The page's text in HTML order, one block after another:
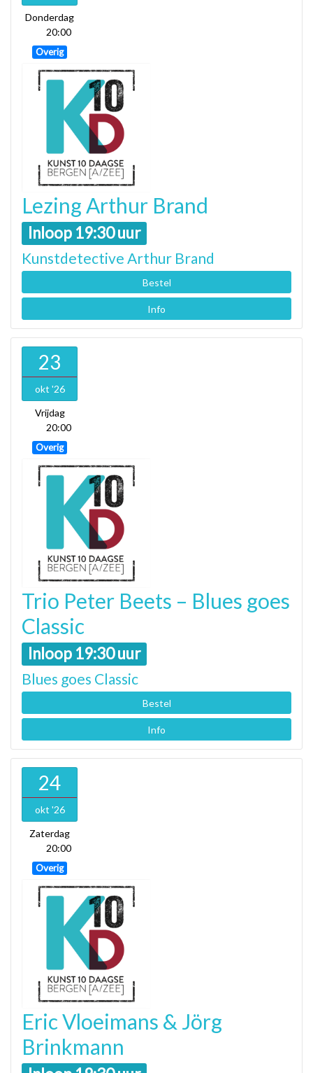
Donderdag
20:00
Overig
Lezing Arthur Brand
Inloop 19:30 uur
Kunstdetective Arthur Brand
Bestel
Info
23
okt '26
Vrijdag
20:00
Overig
Trio Peter Beets – Blues goes
Classic
Inloop 19:30 uur
Blues goes Classic
Bestel
Info
24
okt '26
Zaterdag
20:00
Overig
Eric Vloeimans & Jörg
Brinkmann